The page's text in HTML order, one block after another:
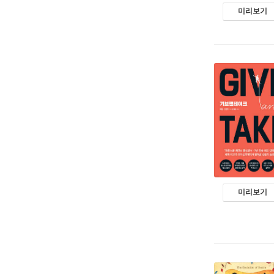
미리보기
미리보기